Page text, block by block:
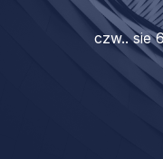
czw.. sie